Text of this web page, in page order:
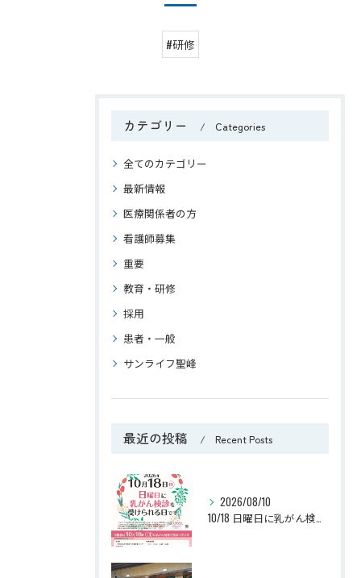
#研修
カテゴリー Categories
全てのカテゴリー
最新情報
医療関係者の方
看護師募集
重要
教育・研修
採用
患者・一般
サンライフ聖峰
最近の投稿 Recent Posts
2026/08/10